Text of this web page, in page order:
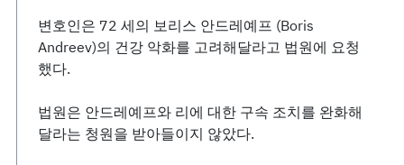
변호인은 72 세의 보리스 안드레예프 (Boris
Andreev)의 건강 악화를 고려해달라고 법원에 요청
했다.
법원은 안드레예프와 리에 대한 구속 조치를 완화해
달라는 청원을 받아들이지 않았다.